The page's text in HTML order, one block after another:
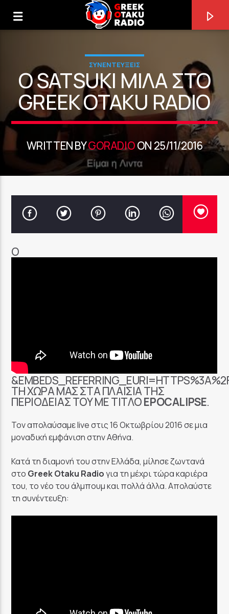
ΤΩΡΑ ΠΑΙΖΕΙ
ALGORITHM [B1WO]
JO1
GoRadio
ΣΥΝΕΝΤΕΥΞΕΙΣ
Ο SATSUKI ΜΙΛΆ ΣΤΟ
GREEK OTAKU RADIO
WRITTEN BYGORADIOON 25/11/2016
Ο
ΤΗ ΧΏΡΑ ΜΑΣ ΣΤΑ ΠΛΑΊΣΙΑ ΤΗΣ
ΠΕΡΙΟΔΕΊΑΣ ΤΟΥ ΜΕ ΤΊΤΛΟEPOCALIPSE.
Τον απολαύσαμε live στις 16 Οκτωβρίου 2016 σε μια
μοναδική εμφάνιση στην Αθήνα.
Κατά τη διαμονή του στην Ελλάδα, μίλησε ζωντανά
στο Greek Otaku Radioγια τη μέχρι τώρα καριέρα
του, το νέο του άλμπουμ και πολλά άλλα. Απολαύστε
τη συνέντευξη: